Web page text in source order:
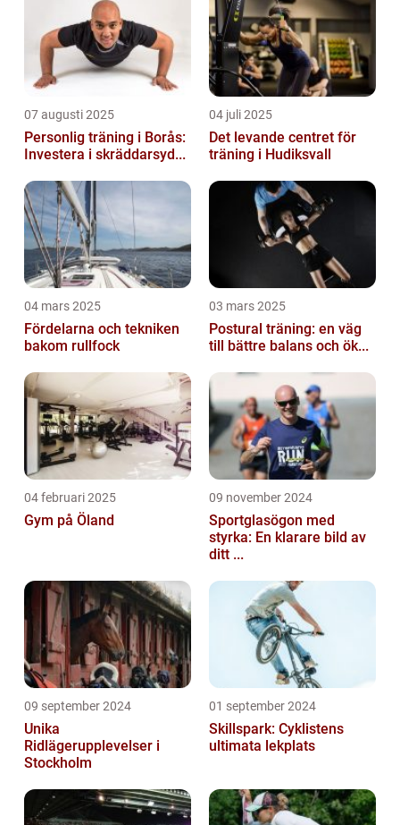
07 augusti 2025
Personlig träning i Borås:
Investera i skräddarsyd...
04 juli 2025
Det levande centret för
träning i Hudiksvall
04 mars 2025
Fördelarna och tekniken
bakom rullfock
03 mars 2025
Postural träning: en väg
till bättre balans och ök...
04 februari 2025
Gym på Öland
09 november 2024
Sportglasögon med
styrka: En klarare bild av
ditt ...
09 september 2024
Unika
Ridlägerupplevelser i
Stockholm
01 september 2024
Skillspark: Cyklistens
ultimata lekplats